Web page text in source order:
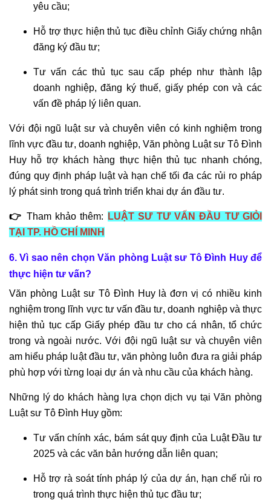
KẾ
VẤN
TRANH
CHẤP
SẢN
CHUNG
GIẢI
QUYẾT
CHẤP
DÂN
LUẬT
SƯ
HÌNH
SỰ
TƯ
VẤN
LUẬT
HÌNH
DỊCH
LUẬT
yêu cầu;
Hỗ trợ thực hiện thủ tục điều chỉnh Giấy chứng nhận
đăng ký đầu tư;
Tư vấn các thủ tục sau cấp phép như thành lập
doanh nghiệp, đăng ký thuế, giấy phép con và các
vấn đề pháp lý liên quan.
Với đội ngũ luật sư và chuyên viên có kinh nghiệm trong
lĩnh vực đầu tư, doanh nghiệp, Văn phòng Luật sư Tô Đình
Huy hỗ trợ khách hàng thực hiện thủ tục nhanh chóng,
đúng quy định pháp luật và hạn chế tối đa các rủi ro pháp
lý phát sinh trong quá trình triển khai dự án đầu tư.
👉 Tham khảo thêm:
LUẬT SƯ TƯ VẤN ĐẦU TƯ GIỎI
TẠI TP. HỒ CHÍ MINH
6. Vì sao nên chọn Văn phòng Luật sư Tô Đình Huy để
thực hiện tư vấn?
Văn phòng Luật sư Tô Đình Huy là đơn vị có nhiều kinh
nghiệm trong lĩnh vực tư vấn đầu tư, doanh nghiệp và thực
hiện thủ tục cấp Giấy phép đầu tư cho cá nhân, tổ chức
trong và ngoài nước. Với đội ngũ luật sư và chuyên viên
am hiểu pháp luật đầu tư, văn phòng luôn đưa ra giải pháp
phù hợp với từng loại dự án và nhu cầu của khách hàng.
Những lý do khách hàng lựa chọn dịch vụ tại Văn phòng
Luật sư Tô Đình Huy gồm:
Tư vấn chính xác, bám sát quy định của Luật Đầu tư
2025 và các văn bản hướng dẫn liên quan;
Hỗ trợ rà soát tính pháp lý của dự án, hạn chế rủi ro
trong quá trình thực hiện thủ tục đầu tư;